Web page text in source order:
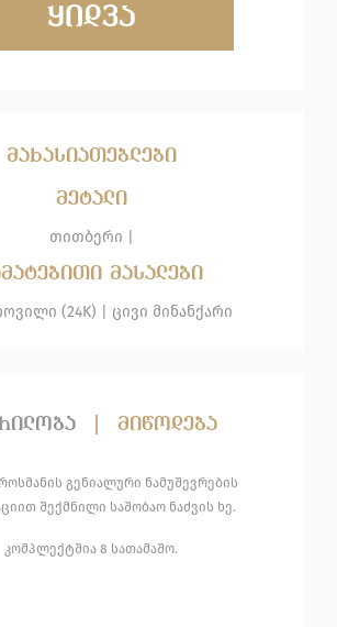
ყიდვა
მახასიათებლები
მეტალი
თითბერი |
მასალები
(24K) | ცივი მინანქარი
მიწოდება
გენიალური ნამუშევრების
შექმნილი საშობაო ნაძვის ხე.
კომპლექტშია 8 სათამაშო.